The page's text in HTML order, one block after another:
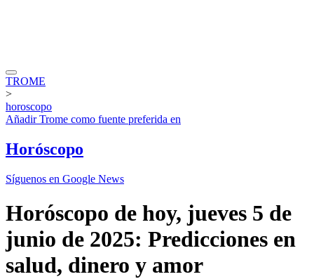
TROME
>
horoscopo
AñadirTrome como fuente preferida en
Horóscopo
Síguenos en Google News
Horóscopo de hoy, jueves 5 de
junio de 2025: Predicciones en
salud, dinero y amor